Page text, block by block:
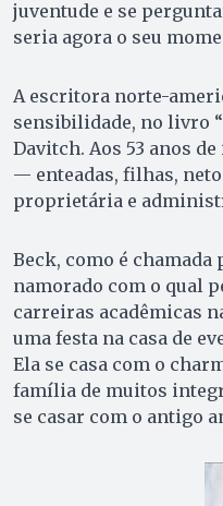
juventude e se
seria agora o seu
A escritora norte-
sensibilidade, no livro
Davitch. Aos 53 anos
— enteadas, filhas,
proprietária e
Beck, como é
namorado com o qual
carreiras acadêmicas
uma festa na casa de
Ela se casa com o
família de muitos
se casar com o antigo